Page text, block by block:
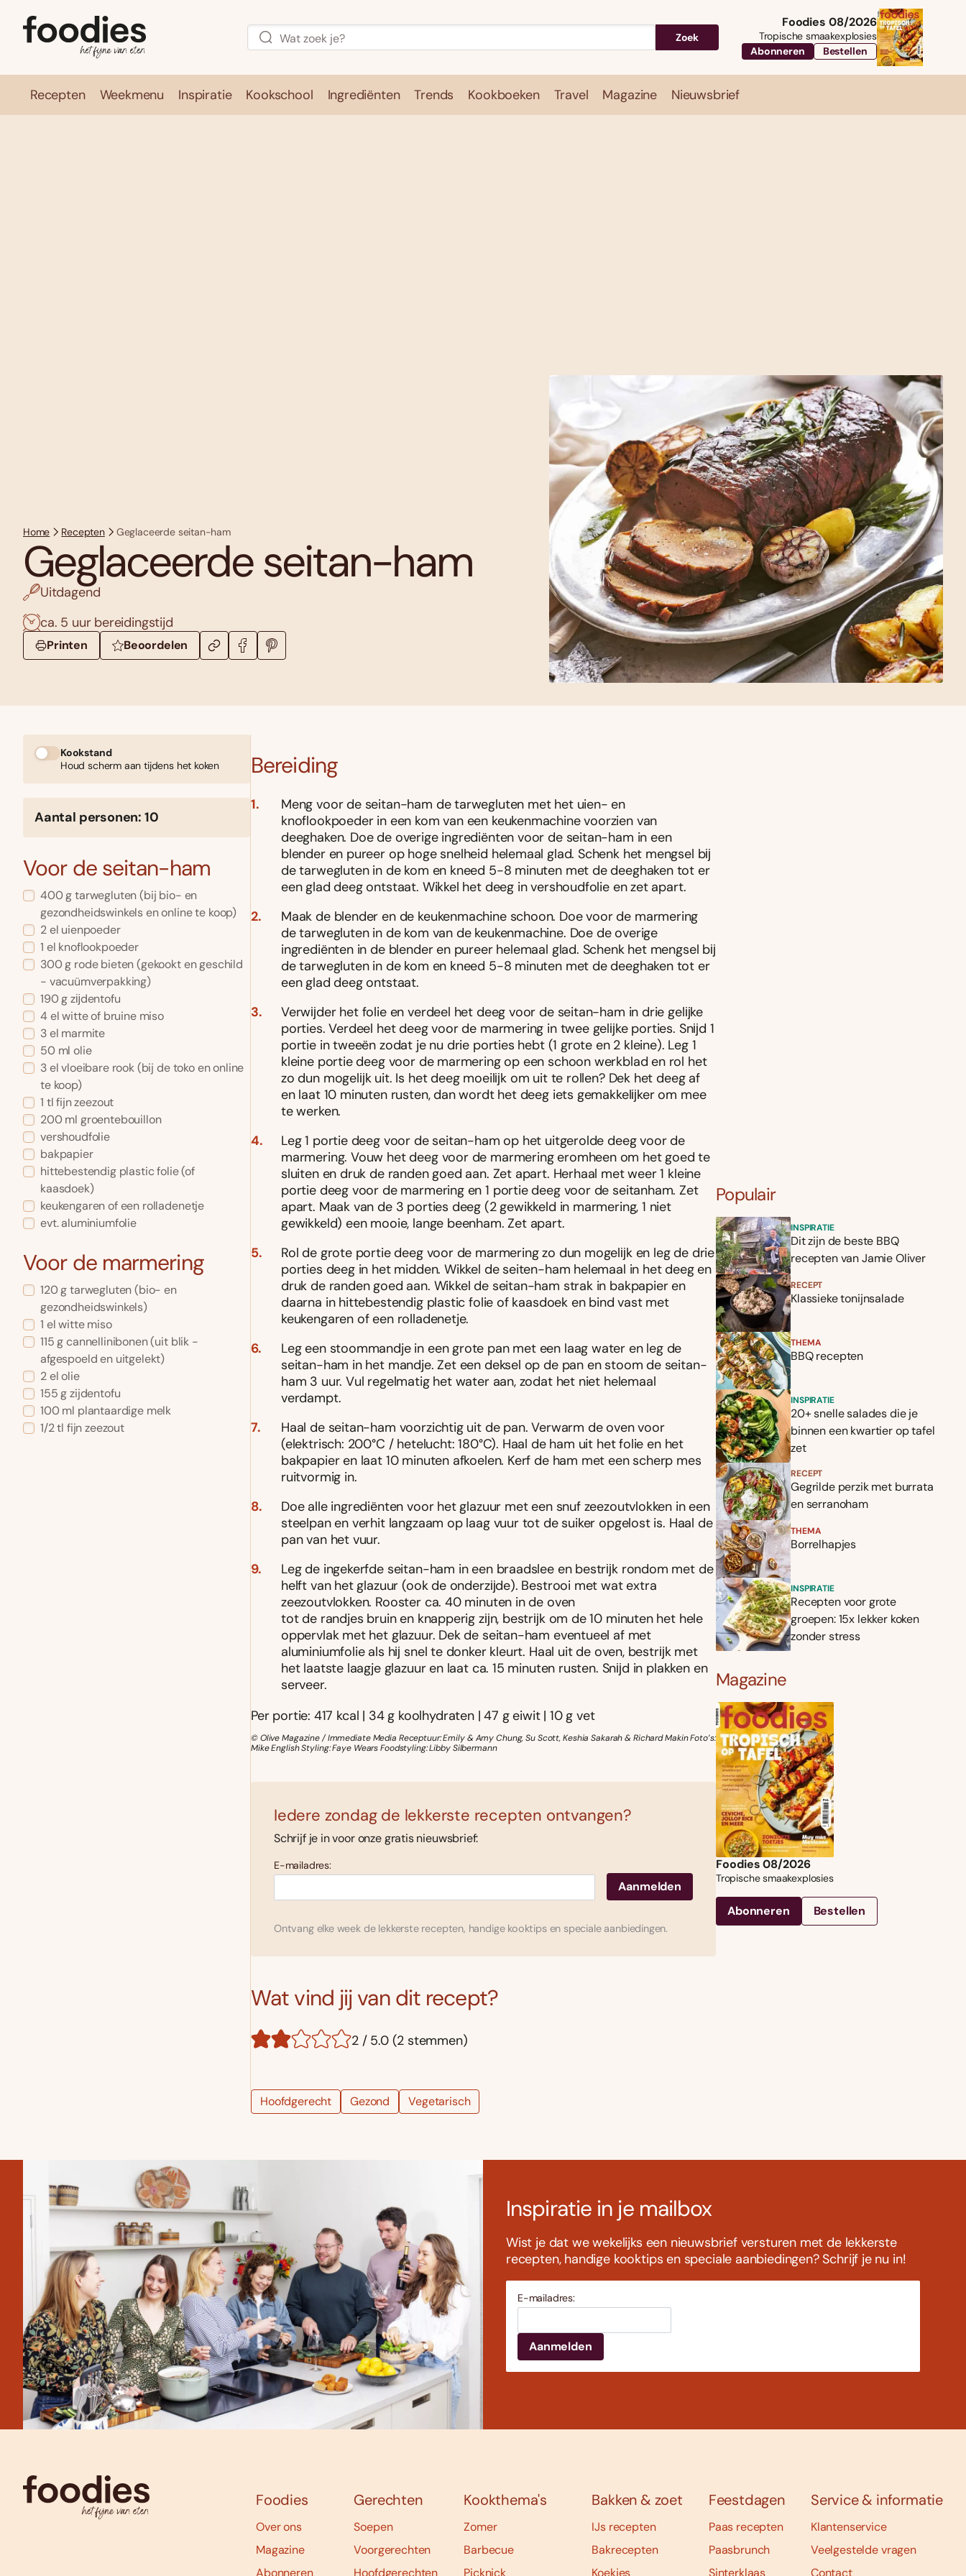
Zoek
Foodies 08/2026
Tropische smaakexplosies
Abonneren
Bestellen
Recepten Weekmenu Inspiratie Kookschool Ingrediënten Trends Kookboeken Travel Magazine Nieuwsbrief
Home Recepten Geglaceerde seitan-ham
Geglaceerde seitan-ham
Uitdagend
ca. 5 uur bereidingstijd
Printen Beoordelen
Kookstand
Houd scherm aan tijdens het koken
Aantal personen: 10
Voor de seitan-ham
400 g tarwegluten (bij bio- en
gezondheidswinkels en online te koop)
2 el uienpoeder
1 el knoflookpoeder
300 g rode bieten (gekookt en geschild
- vacuümverpakking)
190 g zĳdentofu
4 el witte of bruine miso
3 el marmite
50 ml olie
3 el vloeibare rook (bij de toko en online
te koop)
1 tl fijn zeezout
200 ml groentebouillon
vershoudfolie
bakpapier
hittebestendig plastic folie (of
kaasdoek)
keukengaren of een rolladenetje
evt. aluminiumfolie
Voor de marmering
120 g tarwegluten (bio- en
gezondheidswinkels)
1 el witte miso
115 g cannellinibonen (uit blik -
afgespoeld en uitgelekt)
2 el olie
155 g zijdentofu
100 ml plantaardige melk
1/2 tl fijn zeezout
Bereiding
Meng voor de seitan-ham de tarwegluten met het uien- en
knoflookpoeder in een kom van een keukenmachine voorzien van
deeghaken. Doe de overige ingrediënten voor de seitan-ham in een
blender en pureer op hoge snelheid helemaal glad. Schenk het mengsel bĳ
de tarwegluten in de kom en kneed 5-8 minuten met de deeghaken tot er
een glad deeg ontstaat. Wikkel het deeg in vershoudfolie en zet apart.
Maak de blender en de keukenmachine schoon. Doe voor de marmering
de tarwegluten in de kom van de keukenmachine. Doe de overige
ingrediënten in de blender en pureer helemaal glad. Schenk het mengsel bĳ
de tarwegluten in de kom en kneed 5-8 minuten met de deeghaken tot er
een glad deeg ontstaat.
Verwĳder het folie en verdeel het deeg voor de seitan-ham in drie gelĳke
porties. Verdeel het deeg voor de marmering in twee gelĳke porties. Snĳd 1
portie in tweeën zodat je nu drie porties hebt (1 grote en 2 kleine). Leg 1
kleine portie deeg voor de marmering op een schoon werkblad en rol het
zo dun mogelĳk uit. Is het deeg moeilĳk om uit te rollen? Dek het deeg af
en laat 10 minuten rusten, dan wordt het deeg iets gemakkelĳker om mee
te werken.
Leg 1 portie deeg voor de seitan-ham op het uitgerolde deeg voor de
marmering. Vouw het deeg voor de marmering eromheen om het goed te
sluiten en druk de randen goed aan. Zet apart. Herhaal met weer 1 kleine
portie deeg voor de marmering en 1 portie deeg voor de seitanham. Zet
apart. Maak van de 3 porties deeg (2 gewikkeld in marmering, 1 niet
gewikkeld) een mooie, lange beenham. Zet apart.
Rol de grote portie deeg voor de marmering zo dun mogelĳk en leg de drie
porties deeg in het midden. Wikkel de seiten-ham helemaal in het deeg en
druk de randen goed aan. Wikkel de seitan-ham strak in bakpapier en
daarna in hittebestendig plastic folie of kaasdoek en bind vast met
keukengaren of een rolladenetje.
Leg een stoommandje in een grote pan met een laag water en leg de
seitan-ham in het mandje. Zet een deksel op de pan en stoom de seitan-
ham 3 uur. Vul regelmatig het water aan, zodat het niet helemaal
verdampt.
Haal de seitan-ham voorzichtig uit de pan. Verwarm de oven voor
(elektrisch: 200°C / hetelucht: 180°C). Haal de ham uit het folie en het
bakpapier en laat 10 minuten afkoelen. Kerf de ham met een scherp mes
ruitvormig in.
Doe alle ingrediënten voor het glazuur met een snuf zeezoutvlokken in een
steelpan en verhit langzaam op laag vuur tot de suiker opgelost is. Haal de
pan van het vuur.
Leg de ingekerfde seitan-ham in een braadslee en bestrĳk rondom met de
helft van het glazuur (ook de onderzĳde). Bestrooi met wat extra
zeezoutvlokken. Rooster ca. 40 minuten in de oven
tot de randjes bruin en knapperig zĳn, bestrĳk om de 10 minuten het hele
oppervlak met het glazuur. Dek de seitan-ham eventueel af met
aluminiumfolie als hĳ snel te donker kleurt. Haal uit de oven, bestrĳk met
het laatste laagje glazuur en laat ca. 15 minuten rusten. Snĳd in plakken en
serveer.
Per portie: 417 kcal | 34 g koolhydraten | 47 g eiwit | 10 g vet
© Olive Magazine / Immediate Media Receptuur: Emily & Amy Chung, Su Scott, Keshia Sakarah & Richard Makin Foto’s:
Mike English Styling: Faye Wears Foodstyling: Libby Silbermann
Iedere zondag de lekkerste recepten ontvangen?
Schrijf je in voor onze gratis nieuwsbrief:
E-mailadres:
Ontvang elke week de lekkerste recepten, handige kooktips en speciale aanbiedingen.
Wat vind jij van dit recept?
2 / 5.0 (2 stemmen)
Hoofdgerecht Gezond Vegetarisch
Populair
INSPIRATIE
Dit zijn de beste BBQ
recepten van Jamie Oliver
RECEPT
Klassieke tonijnsalade
THEMA
BBQ recepten
INSPIRATIE
20+ snelle salades die je
binnen een kwartier op tafel
zet
RECEPT
Gegrilde perzik met burrata
en serranoham
THEMA
Borrelhapjes
INSPIRATIE
Recepten voor grote
groepen: 15x lekker koken
zonder stress
Magazine
Foodies 08/2026
Tropische smaakexplosies
Abonneren Bestellen
Inspiratie in je mailbox
Wist je dat we wekelijks een nieuwsbrief versturen met de lekkerste
recepten, handige kooktips en speciale aanbiedingen? Schrijf je nu in!
E-mailadres:
Foodies
Over ons
Magazine
Abonneren
Gerechten
Soepen
Voorgerechten
Hoofdgerechten
Kookthema's
Zomer
Barbecue
Picknick
Bakken & zoet
IJs recepten
Bakrecepten
Koekjes
Feestdagen
Paas recepten
Paasbrunch
Sinterklaas
Service & informatie
Klantenservice
Veelgestelde vragen
Contact